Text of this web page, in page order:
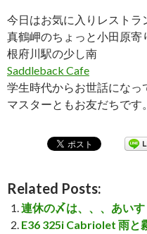
今日はお気に入りレストラ
真鶴岬のちょっと小田原寄
根府川駅の少し南
Saddleback Cafe
学生時代からお世話になっ
マスターともお友だちです
Related Posts:
連休の〆は、、、あいす
E36 325i Cabriolet 雨と